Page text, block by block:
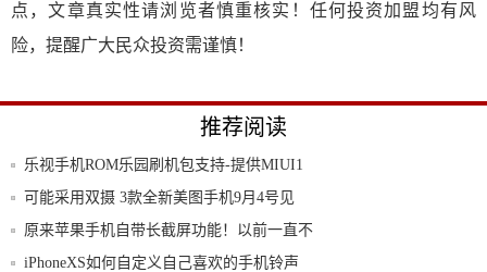
点，文章真实性请浏览者慎重核实！任何投资加盟均有风
险，提醒广大民众投资需谨慎！
推荐阅读
乐视手机ROM乐园刷机包支持-提供MIUI1
可能采用双摄 3款全新美图手机9月4号见
原来苹果手机自带长截屏功能！以前一直不
知道，
iPhoneXS如何自定义自己喜欢的手机铃声